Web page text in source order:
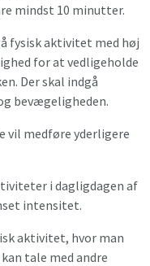
mindst 10 minutter.
fysisk aktivitet med høj
for at vedligeholde
Der skal indgå
bevægeligheden.
vil medføre yderligere
i dagligdagen af
intensitet.
aktivitet, hvor man
tale med andre